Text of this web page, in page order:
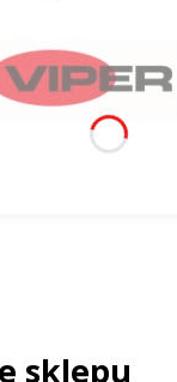
sklepu